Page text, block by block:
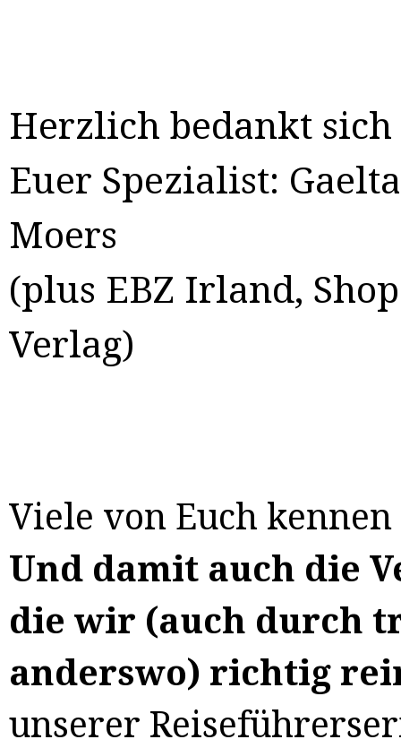
Herzlich bedankt
Euer Spezialist:
Moers
(plus EBZ Irland,
Verlag)
Viele von Euch
Und damit auch die
die wir (auch durch
anderswo) richtig
unserer